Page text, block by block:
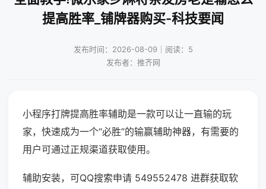
提高胜率_铺牌器购买-科技要闻
发布时间：2026-08-09｜阅读：5
发布者：推齐网
小程序打牌提高胜率辅助是一款可以让一直输的玩
家，快速成为一个“必胜”的输赢辅助神器，有需要的
用户可通过正规渠道获取使用。
辅助安装，可QQ搜索申请 549552478 进群获取软